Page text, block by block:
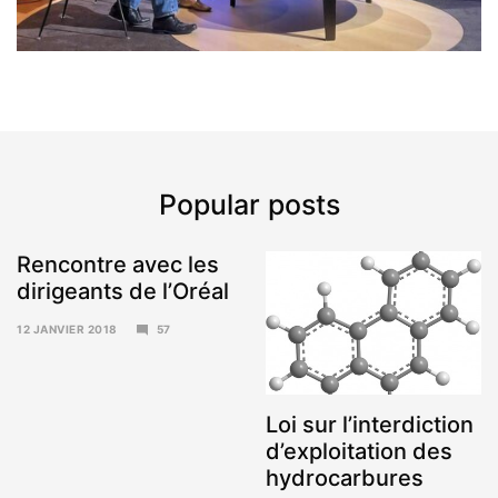
Popular posts
Rencontre avec les
dirigeants de l’Oréal
12 JANVIER 2018
57
Loi sur l’interdiction
d’exploitation des
hydrocarbures